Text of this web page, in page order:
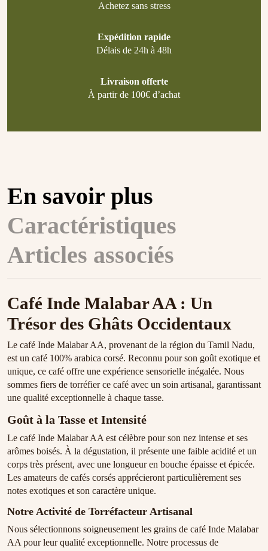
Achetez sans stress
Expédition rapide
Délais de 24h à 48h
Livraison offerte
À partir de 100€ d’achat
En savoir plus
Caractéristiques
Articles associés
Café Inde Malabar AA : Un
Trésor des Ghâts Occidentaux
Le café Inde Malabar AA, provenant de la région du Tamil Nadu,
est un café 100% arabica corsé. Reconnu pour son goût exotique et
unique, ce café offre une expérience sensorielle inégalée. Nous
sommes fiers de torréfier ce café avec un soin artisanal, garantissant
une qualité exceptionnelle à chaque tasse.
Goût à la Tasse et Intensité
Le café Inde Malabar AA est célèbre pour son nez intense et ses
arômes boisés. À la dégustation, il présente une faible acidité et un
corps très présent, avec une longueur en bouche épaisse et épicée.
Les amateurs de cafés corsés apprécieront particulièrement ses
notes exotiques et son caractère unique.
Notre Activité de Torréfacteur Artisanal
Nous sélectionnons soigneusement les grains de café Inde Malabar
AA pour leur qualité exceptionnelle. Notre processus de